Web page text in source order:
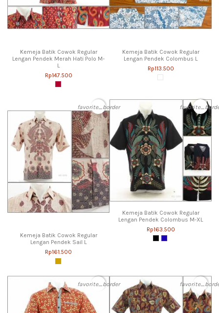
Kemeja Batik Cowok Regular
Lengan Pendek Merah Hati Polo M-
L
Rp147.500
Kemeja Batik Cowok Regular
Lengan Pendek Colombus L
Rp113.500
favorite_border
Kemeja Batik Cowok Regular
Lengan Pendek Sail L
Rp161.500
Kemeja Batik Cowok Regular
Lengan Pendek Colombus M-XL
Rp163.500
favorite_border